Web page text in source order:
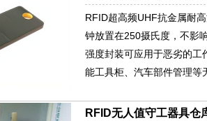
RFID超高频UHF抗金属耐
钟放置在250摄氏度，不影
强度封装可应用于恶劣的工
能工具柜、汽车部件管理等
RFID无人值守工器具仓